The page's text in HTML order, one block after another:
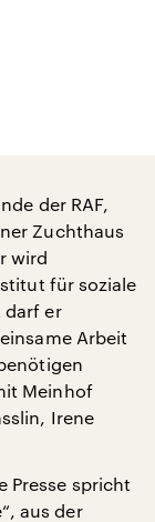
der RAF,
Zuchthaus
wird
für soziale
darf er
Arbeit
Meinhof
Irene
Presse spricht
aus der